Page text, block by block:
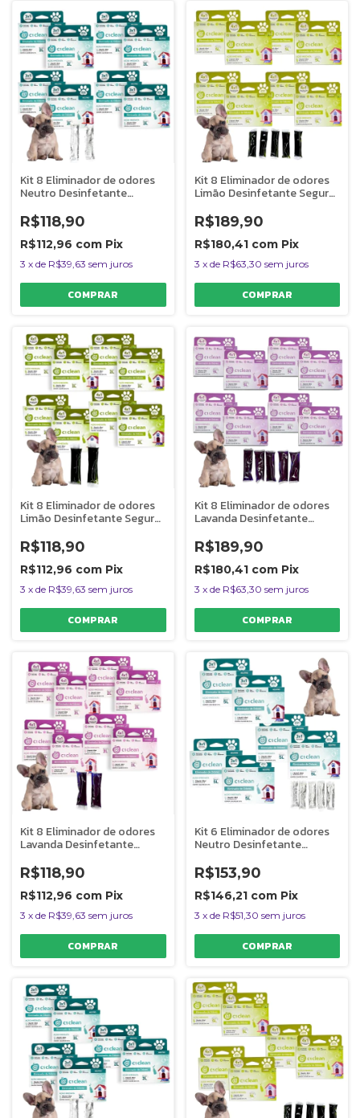
Kit 8 Eliminador de odores
Neutro Desinfetante
Rende 2L
R$118,90
R$112,96 com Pix
3 x de R$39,63 sem juros
Kit 8 Eliminador de odores
Limão Desinfetante Seguro
R$189,90
R$180,41 com Pix
3 x de R$63,30 sem juros
Kit 8 Eliminador de odores
Limão Desinfetante Seguro
R$118,90
R$112,96 com Pix
3 x de R$39,63 sem juros
Kit 8 Eliminador de odores
Lavanda Desinfetante
Rende 5L
R$189,90
R$180,41 com Pix
3 x de R$63,30 sem juros
Kit 8 Eliminador de odores
Lavanda Desinfetante
Rende 2L
R$118,90
R$112,96 com Pix
3 x de R$39,63 sem juros
Kit 6 Eliminador de odores
Neutro Desinfetante
Rende 5L
R$153,90
R$146,21 com Pix
3 x de R$51,30 sem juros